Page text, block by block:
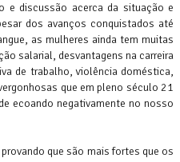
e discussão acerca da situação e
dos avanços conquistados até
as mulheres ainda tem muitas
salarial, desvantagens na carreira
de trabalho, violência doméstica,
que em pleno século 21
ecoando negativamente no nosso
que são mais fortes que os